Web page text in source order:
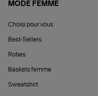
MODE FEMME
Choisi pour vous
Best-Sellers
Robes
Baskets femme
Sweatshirt